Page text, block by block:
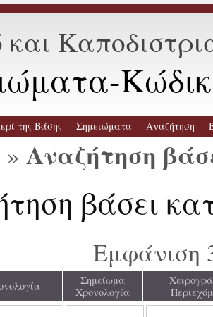
και
της Βάσης Σημειώματα Αναζήτηση
» Αναζήτηση
βάσει
Εμφάνιση
Σημείωμα
Χρονολογία